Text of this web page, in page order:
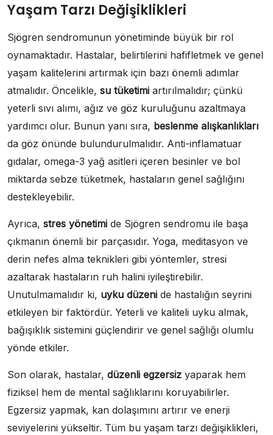
Yaşam Tarzı Değişiklikleri
Sjögren sendromunun yönetiminde büyük bir rol
oynamaktadır. Hastalar, belirtilerini hafifletmek ve genel
yaşam kalitelerini artırmak için bazı önemli adımlar
atmalıdır. Öncelikle, su tüketimi artırılmalıdır; çünkü
yeterli sıvı alımı, ağız ve göz kuruluğunu azaltmaya
yardımcı olur. Bunun yanı sıra, beslenme alışkanlıkları
da göz önünde bulundurulmalıdır. Anti-inflamatuar
gıdalar, omega-3 yağ asitleri içeren besinler ve bol
miktarda sebze tüketmek, hastaların genel sağlığını
destekleyebilir.
Ayrıca, stres yönetimi de Sjögren sendromu ile başa
çıkmanın önemli bir parçasıdır. Yoga, meditasyon ve
derin nefes alma teknikleri gibi yöntemler, stresi
azaltarak hastaların ruh halini iyileştirebilir.
Unutulmamalıdır ki, uyku düzeni de hastalığın seyrini
etkileyen bir faktördür. Yeterli ve kaliteli uyku almak,
bağışıklık sistemini güçlendirir ve genel sağlığı olumlu
yönde etkiler.
Son olarak, hastalar, düzenli egzersiz yaparak hem
fiziksel hem de mental sağlıklarını koruyabilirler.
Egzersiz yapmak, kan dolaşımını artırır ve enerji
seviyelerini yükseltir. Tüm bu yaşam tarzı değişiklikleri,